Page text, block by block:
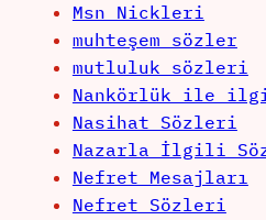
Msn Nickleri
muhteşem sözler
mutluluk sözleri
Nankörlük ile
Nasihat Sözleri
Nazarla İlgili
Nefret Mesajları
Nefret Sözleri